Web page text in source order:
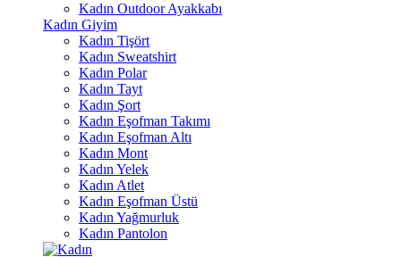
Kadın Outdoor Ayakkabı
Kadın Giyim
Kadın Tişört
Kadın Sweatshirt
Kadın Polar
Kadın Tayt
Kadın Şort
Kadın Eşofman Takımı
Kadın Eşofman Altı
Kadın Mont
Kadın Yelek
Kadın Atlet
Kadın Eşofman Üstü
Kadın Yağmurluk
Kadın Pantolon